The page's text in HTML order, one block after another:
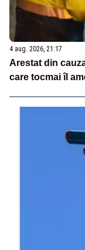
4 aug. 2026, 21:17
Arestat din
care tocmai îl